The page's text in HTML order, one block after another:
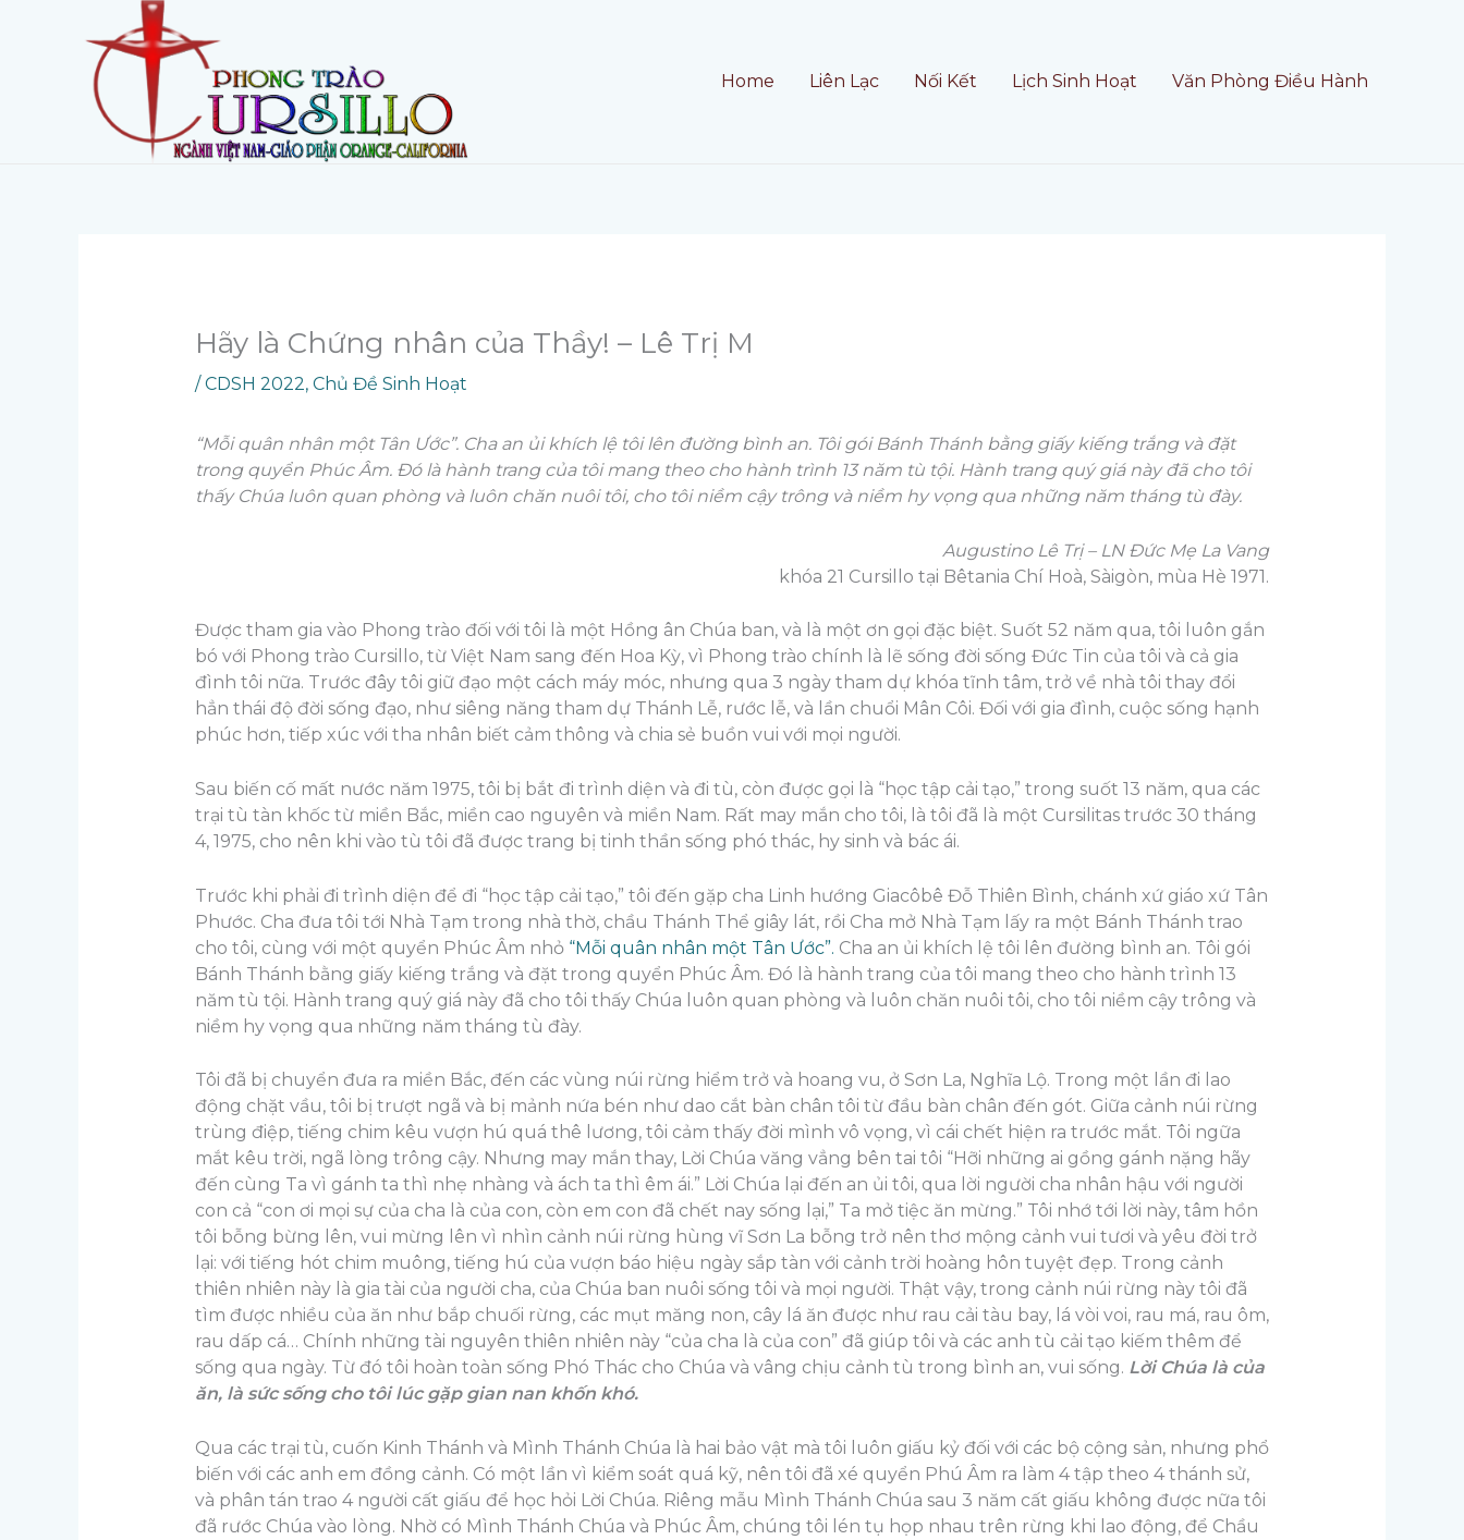
Home
Liên Lạc Nối Kết Lịch Sinh Hoạt Văn Phòng Điều Hành
Hãy là Chứng nhân của Thầy! – Lê Trị M
/CDSH 2022, Chủ Đề Sinh Hoạt
“Mỗi quân nhân một Tân Ước”. Cha an ủi khích lệ tôi lên đường bình an. Tôi gói Bánh Thánh bằng giấy kiếng trắng và đặt
trong quyển Phúc Âm. Đó là hành trang của tôi mang theo cho hành trình 13 năm tù tội. Hành trang quý giá này đã cho tôi
thấy Chúa luôn quan phòng và luôn chăn nuôi tôi, cho tôi niềm cậy trông và niềm hy vọng qua những năm tháng tù đày.
Augustino Lê Trị – LN Đức Mẹ La Vang
khóa 21 Cursillo tại Bêtania Chí Hoà, Sàigòn, mùa Hè 1971.
Được tham gia vào Phong trào đối với tôi là một Hồng ân Chúa ban, và là một ơn gọi đặc biệt. Suốt 52 năm qua, tôi luôn gắn
bó với Phong trào Cursillo, từ Việt Nam sang đến Hoa Kỳ, vì Phong trào chính là lẽ sống đời sống Đức Tin của tôi và cả gia
đình tôi nữa. Trước đây tôi giữ đạo một cách máy móc, nhưng qua 3 ngày tham dự khóa tĩnh tâm, trở về nhà tôi thay đổi
hẳn thái độ đời sống đạo, như siêng năng tham dự Thánh Lễ, rước lễ, và lần chuổi Mân Côi. Đối với gia đình, cuộc sống hạnh
phúc hơn, tiếp xúc với tha nhân biết cảm thông và chia sẻ buồn vui với mọi người.
Sau biến cố mất nước năm 1975, tôi bị bắt đi trình diện và đi tù, còn được gọi là “học tập cải tạo,” trong suốt 13 năm, qua các
trại tù tàn khốc từ miền Bắc, miền cao nguyên và miền Nam. Rất may mắn cho tôi, là tôi đã là một Cursilitas trước 30 tháng
4, 1975, cho nên khi vào tù tôi đã được trang bị tinh thần sống phó thác, hy sinh và bác ái.
Trước khi phải đi trình diện để đi “học tập cải tạo,” tôi đến gặp cha Linh hướng Giacôbê Đỗ Thiên Bình, chánh xứ giáo xứ Tân
Phước. Cha đưa tôi tới Nhà Tạm trong nhà thờ, chầu Thánh Thể giây lát, rồi Cha mở Nhà Tạm lấy ra một Bánh Thánh trao
cho tôi, cùng với một quyển Phúc Âm nhỏ “Mỗi quân nhân một Tân Ước”. Cha an ủi khích lệ tôi lên đường bình an. Tôi gói
Bánh Thánh bằng giấy kiếng trắng và đặt trong quyển Phúc Âm. Đó là hành trang của tôi mang theo cho hành trình 13
năm tù tội. Hành trang quý giá này đã cho tôi thấy Chúa luôn quan phòng và luôn chăn nuôi tôi, cho tôi niềm cậy trông và
niềm hy vọng qua những năm tháng tù đày.
Tôi đã bị chuyển đưa ra miền Bắc, đến các vùng núi rừng hiểm trở và hoang vu, ở Sơn La, Nghĩa Lộ. Trong một lần đi lao
động chặt vầu, tôi bị trượt ngã và bị mảnh nứa bén như dao cắt bàn chân tôi từ đầu bàn chân đến gót. Giữa cảnh núi rừng
trùng điệp, tiếng chim kêu vượn hú quá thê lương, tôi cảm thấy đời mình vô vọng, vì cái chết hiện ra trước mắt. Tôi ngữa
mắt kêu trời, ngã lòng trông cậy. Nhưng may mắn thay, Lời Chúa văng vẳng bên tai tôi “Hỡi những ai gồng gánh nặng hãy
đến cùng Ta vì gánh ta thì nhẹ nhàng và ách ta thì êm ái.” Lời Chúa lại đến an ủi tôi, qua lời người cha nhân hậu với người
con cả “con ơi mọi sự của cha là của con, còn em con đã chết nay sống lại,” Ta mở tiệc ăn mừng.” Tôi nhớ tới lời này, tâm hồn
tôi bỗng bừng lên, vui mừng lên vì nhìn cảnh núi rừng hùng vĩ Sơn La bỗng trở nên thơ mộng cảnh vui tươi và yêu đời trở
lại: với tiếng hót chim muông, tiếng hú của vượn báo hiệu ngày sắp tàn với cảnh trời hoàng hôn tuyệt đẹp. Trong cảnh
thiên nhiên này là gia tài của người cha, của Chúa ban nuôi sống tôi và mọi người. Thật vậy, trong cảnh núi rừng này tôi đã
tìm được nhiều của ăn như bắp chuối rừng, các mụt măng non, cây lá ăn được như rau cải tàu bay, lá vòi voi, rau má, rau ôm,
rau dấp cá… Chính những tài nguyên thiên nhiên này “của cha là của con” đã giúp tôi và các anh tù cải tạo kiếm thêm để
sống qua ngày. Từ đó tôi hoàn toàn sống Phó Thác cho Chúa và vâng chịu cảnh tù trong bình an, vui sống. Lời Chúa là của
ăn, là sức sống cho tôi lúc gặp gian nan khốn khó.
Qua các trại tù, cuốn Kinh Thánh và Mình Thánh Chúa là hai bảo vật mà tôi luôn giấu kỷ đối với các bộ cộng sản, nhưng phổ
biến với các anh em đồng cảnh. Có một lần vì kiểm soát quá kỹ, nên tôi đã xé quyển Phú Âm ra làm 4 tập theo 4 thánh sử,
và phân tán trao 4 người cất giấu để học hỏi Lời Chúa. Riêng mẫu Mình Thánh Chúa sau 3 năm cất giấu không được nữa tôi
đã rước Chúa vào lòng. Nhờ có Mình Thánh Chúa và Phúc Âm, chúng tôi lén tụ họp nhau trên rừng khi lao động, để Chầu